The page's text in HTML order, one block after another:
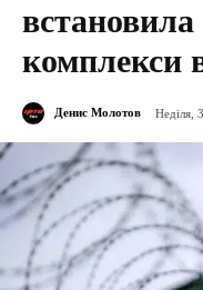
встановила
комплекси
Денис Молотов Неділя,